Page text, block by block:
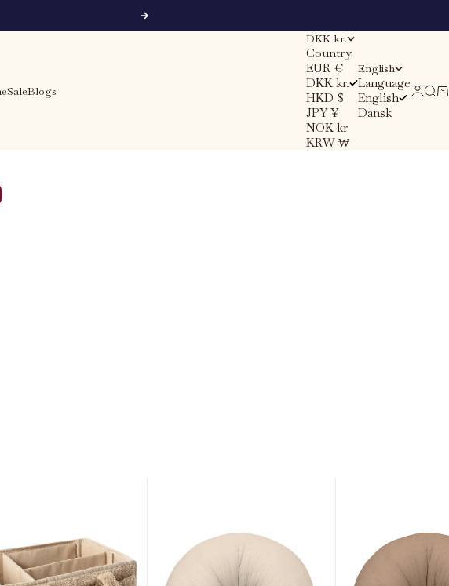
Next
SaleBlogs
DKK kr.
Country
EUR €
DKK kr.
HKD $
JPY ¥
NOK kr
KRW ₩
English
Language
English
Dansk
Login